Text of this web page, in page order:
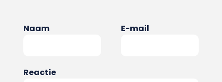
Naam E-mail
Reactie